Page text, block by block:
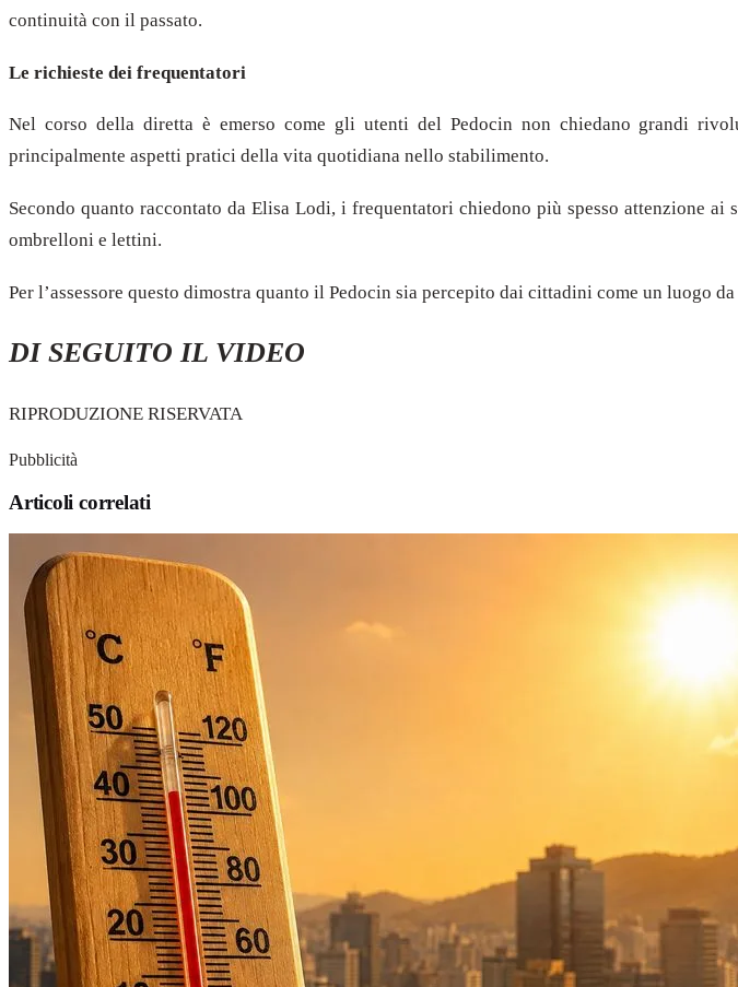
continuità con il passato.
Le richieste dei frequentatori
Nel corso della diretta è emerso come gli utenti del Pedocin non chiedano grandi
principalmente aspetti pratici della vita quotidiana nello stabilimento.
Secondo quanto raccontato da Elisa Lodi, i frequentatori chiedono più spesso attenzione
ombrelloni e lettini.
Per l’assessore questo dimostra quanto il Pedocin sia percepito dai cittadini come un luogo
DI SEGUITO IL VIDEO
RIPRODUZIONE RISERVATA
Pubblicità
Articoli correlati